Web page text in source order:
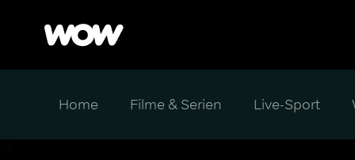
Home Filme & Serien Live-Sport